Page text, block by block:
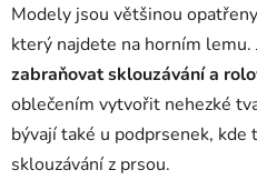
Modely jsou většinou
který najdete na horním lemu.
zabraňovat sklouzávání a
oblečením vytvořit nehezké
bývají také u podprsenek, kde
sklouzávání z prsou.